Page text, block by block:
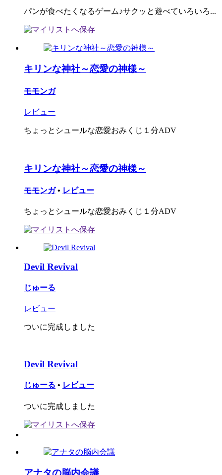
パンが食べたくなるゲーム♪サクッと遊べていろいろ...
キリンな神社～恋愛の神様～
モモンガ
レビュー
ちょっとシュールな恋愛おみくじ１分ADV
キリンな神社～恋愛の神様～
モモンガ • レビュー
ちょっとシュールな恋愛おみくじ１分ADV
Devil Revival
じゅーる
レビュー
ついに完成しました
Devil Revival
じゅーる • レビュー
ついに完成しました